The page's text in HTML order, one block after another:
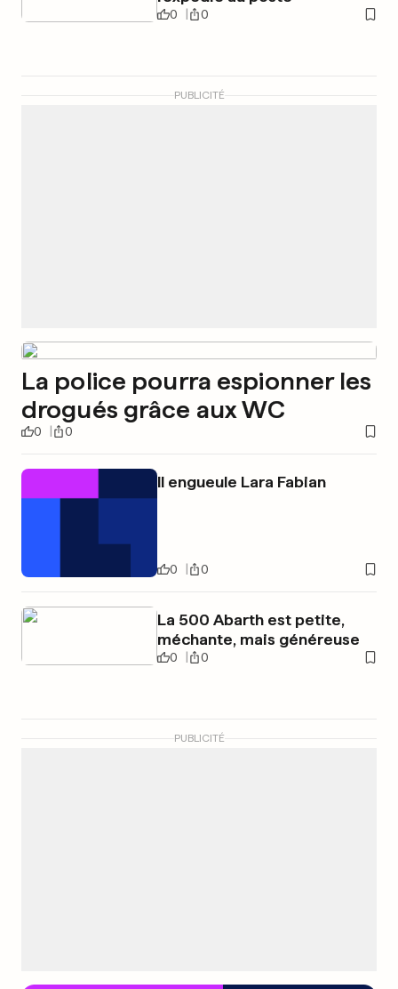
0 0
PUBLICITÉ
La police pourra espionner les
drogués grâce aux WC
0 0
Il engueule Lara Fabian
0 0
La 500 Abarth est petite,
méchante, mais généreuse
0 0
PUBLICITÉ